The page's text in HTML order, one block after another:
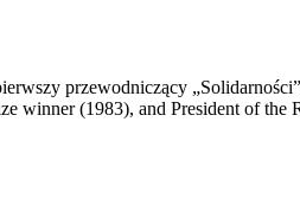
przewodniczący
winner (1983), and President of